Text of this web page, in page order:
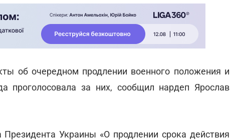
об очередном продлении военного положения и
проголосовала за них, сообщил нардеп Ярослав
Украины «О продлении срока действия